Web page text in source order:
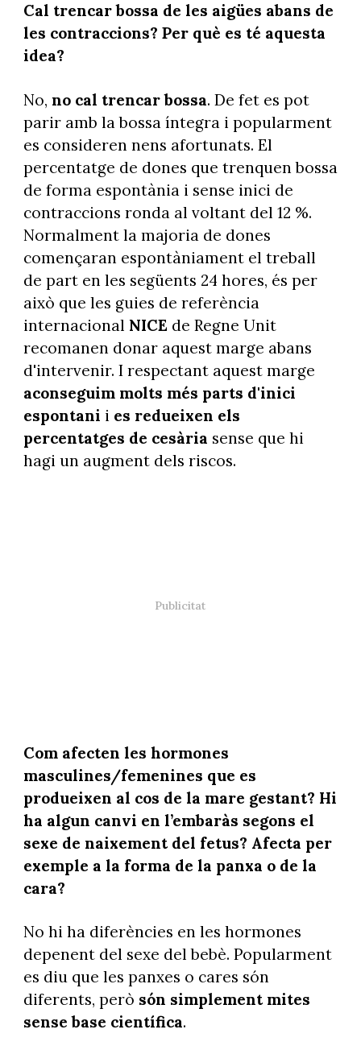
Cal trencar bossa de les aigües abans de
les contraccions? Per què es té aquesta
idea?
No, no cal trencar bossa. De fet es pot
parir amb la bossa íntegra i popularment
es consideren nens afortunats. El
percentatge de dones que trenquen bossa
de forma espontània i sense inici de
contraccions ronda al voltant del 12 %.
Normalment la majoria de dones
començaran espontàniament el treball
de part en les següents 24 hores, és per
això que les guies de referència
internacional NICE de Regne Unit
recomanen donar aquest marge abans
d'intervenir. I respectant aquest marge
aconseguim molts més parts d'inici
espontani i es redueixen els
percentatges de cesària sense que hi
hagi un augment dels riscos.
Com afecten les hormones
masculines/femenines que es
produeixen al cos de la mare gestant? Hi
ha algun canvi en l’embaràs segons el
sexe de naixement del fetus? Afecta per
exemple a la forma de la panxa o de la
cara?
No hi ha diferències en les hormones
depenent del sexe del bebè. Popularment
es diu que les panxes o cares són
diferents, però són simplement mites
sense base científica.